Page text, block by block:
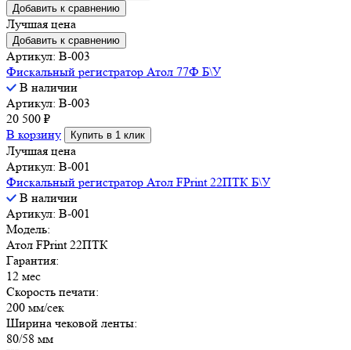
Добавить к сравнению
Лучшая цена
Добавить к сравнению
Артикул: B-003
Фискальный регистратор Атол 77Ф Б\У
В наличии
Артикул: B-003
20 500 ₽
В корзину
Купить в 1 клик
Лучшая цена
Артикул: B-001
Фискальный регистратор Атол FPrint 22ПТК Б\У
В наличии
Артикул: B-001
Модель:
Атол FPrint 22ПТК
Гарантия:
12 мес
Скорость печати:
200 мм/сек
Ширина чековой ленты:
80/58 мм